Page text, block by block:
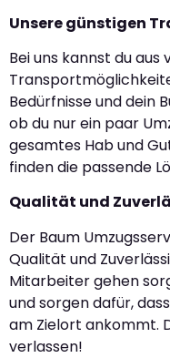
Unsere günstigen
Bei uns kannst du aus
Bedürfnisse und dein
ob du nur ein paar
gesamtes Hab und
finden die passende
Qualität und
Der Baum
Qualität und
Mitarbeiter gehen
und sorgen dafür,
am Zielort ankommt.
verlassen!